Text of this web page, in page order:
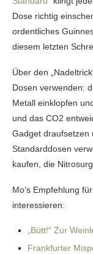
Dose richtig
ordentliches
diesem letzten
Über den
Dosen verwenden:
Metall einklopfen
und das CO2
Gadget draufsetzen
Standarddosen
kaufen, die
Mo’s Empfehlung
interessieren:
„Bütt!“ Zur
Frankfurter